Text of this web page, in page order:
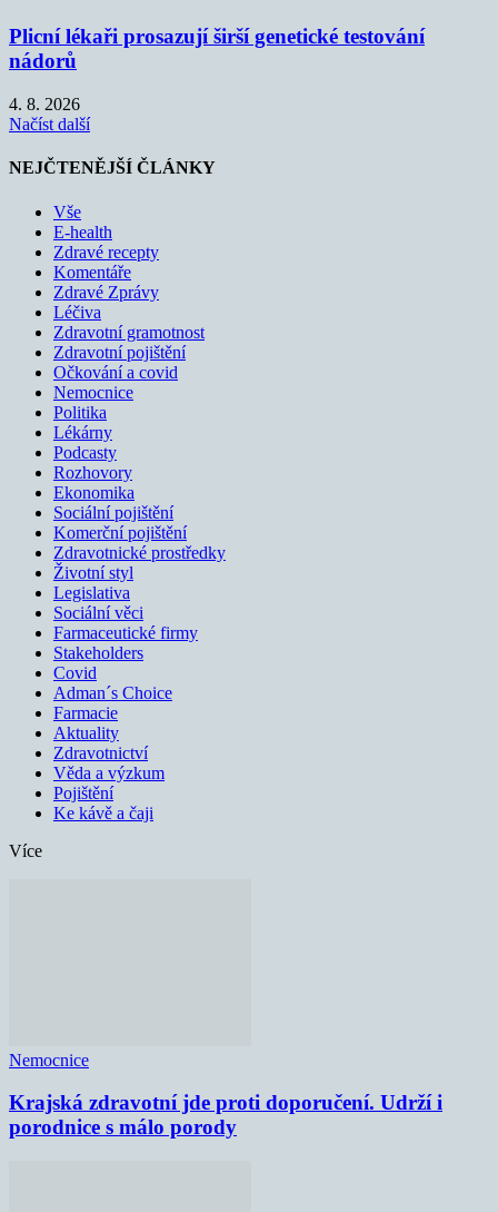
Plicní lékaři prosazují širší genetické testování
nádorů
4. 8. 2026
Načíst další
NEJČTENĚJŠÍ ČLÁNKY
Vše
E-health
Zdravé recepty
Komentáře
Zdravé Zprávy
Léčiva
Zdravotní gramotnost
Zdravotní pojištění
Očkování a covid
Nemocnice
Politika
Lékárny
Podcasty
Rozhovory
Ekonomika
Sociální pojištění
Komerční pojištění
Zdravotnické prostředky
Životní styl
Legislativa
Sociální věci
Farmaceutické firmy
Stakeholders
Covid
Adman´s Choice
Farmacie
Aktuality
Zdravotnictví
Věda a výzkum
Pojištění
Ke kávě a čaji
Více
Nemocnice
Krajská zdravotní jde proti doporučení. Udrží i
porodnice s málo porody